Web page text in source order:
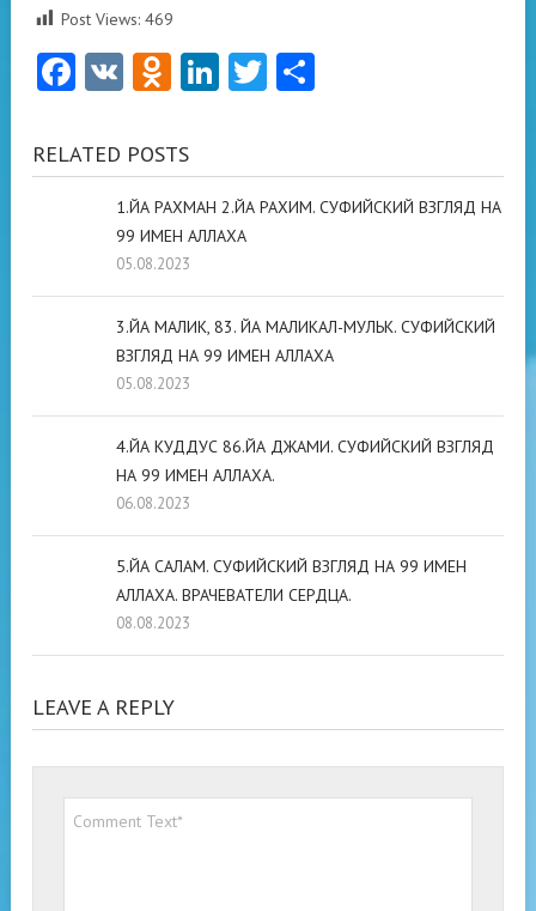
Post Views: 469
Facebook
VK Odnoklassniki
LinkedIn
Twitter
RELATED POSTS
1.ЙА РАХМАН 2.ЙА РАХИМ. СУФИЙСКИЙ ВЗГЛЯД НА
99 ИМЕН АЛЛАХА
05.08.2023
3.ЙА МАЛИК, 83. ЙА МАЛИКАЛ-МУЛЬК. СУФИЙСКИЙ
ВЗГЛЯД НА 99 ИМЕН АЛЛАХА
05.08.2023
4.ЙА КУДДУС 86.ЙА ДЖАМИ. СУФИЙСКИЙ ВЗГЛЯД
НА 99 ИМЕН АЛЛАХА.
06.08.2023
5.ЙА САЛАМ. СУФИЙСКИЙ ВЗГЛЯД НА 99 ИМЕН
АЛЛАХА. ВРАЧЕВАТЕЛИ СЕРДЦА.
08.08.2023
LEAVE A REPLY